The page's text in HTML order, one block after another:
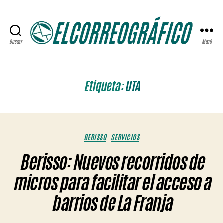
Buscar Menú
Etiqueta:UTA
Categorías
BERISSO SERVICIOS
Berisso: Nuevos recorridos de
micros para facilitar el acceso a
barrios de La Franja